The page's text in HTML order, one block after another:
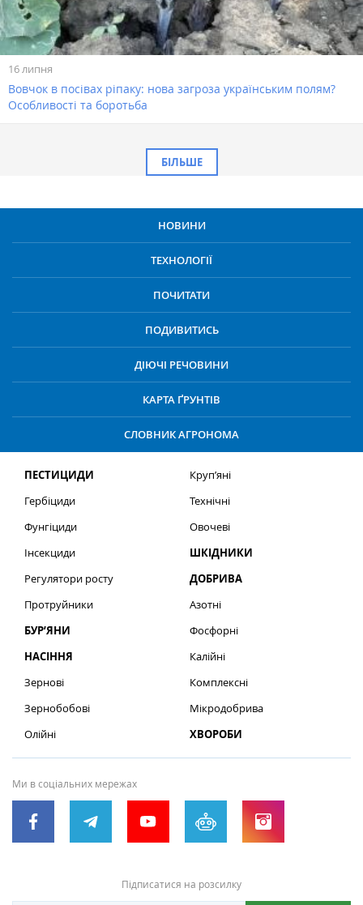
16 липня
Вовчок в посівах ріпаку: нова загроза українським полям?
Особливості та боротьба
БІЛЬШЕ
НОВИНИ
ТЕХНОЛОГІЇ
ПОЧИТАТИ
ПОДИВИТИСЬ
ДІЮЧІ РЕЧОВИНИ
КАРТА ҐРУНТІВ
СЛОВНИК АГРОНОМА
ПЕСТИЦИДИ
Гербіциди
Фунгіциди
Інсекциди
Регулятори росту
Протруйники
БУР’ЯНИ
НАСІННЯ
Зернові
Зернобобові
Олійні
Круп’яні
Технічні
Овочеві
ШКІДНИКИ
ДОБРИВА
Азотні
Фосфорні
Калійні
Комплексні
Мікродобрива
ХВОРОБИ
Ми в соціальних мережах
Підписатися на розсилку